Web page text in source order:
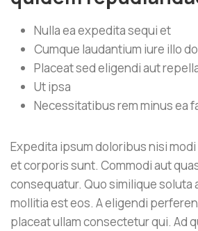
Nulla ea expedita sequi et
Cumque laudantium iure illo
Placeat sed eligendi aut
Ut ipsa
Necessitatibus rem minus ea
Expedita ipsum doloribus nisi
et corporis sunt. Commodi aut
consequatur. Quo similique
mollitia est eos. A eligendi
placeat ullam consectetur qui. Ad